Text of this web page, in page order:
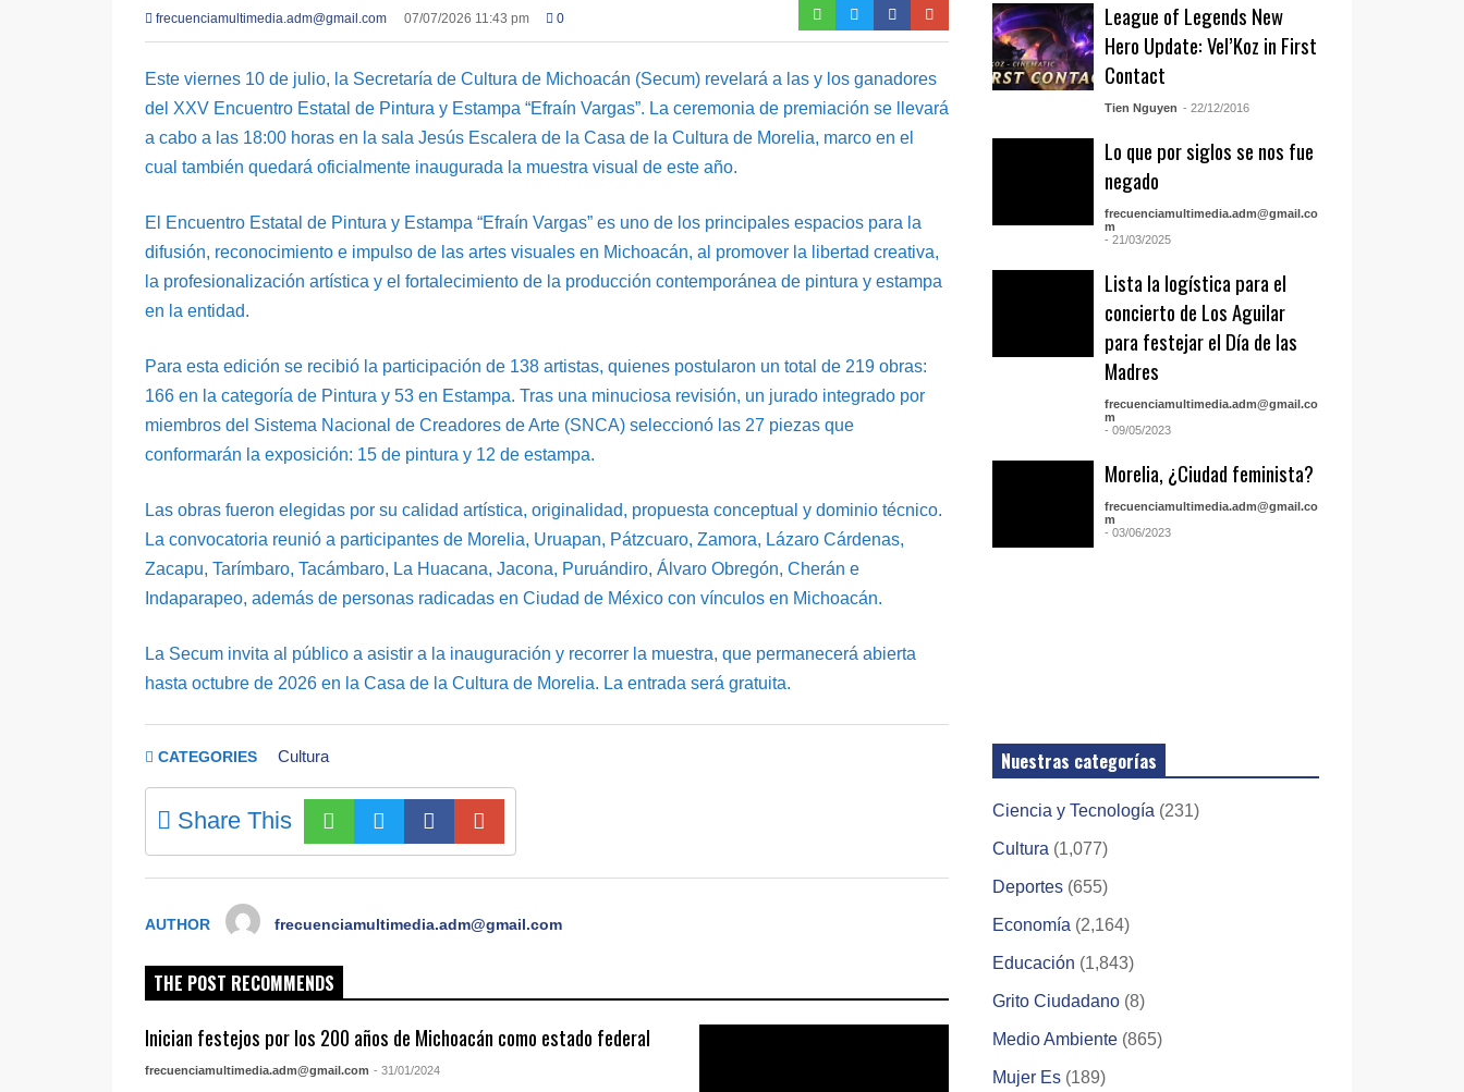
frecuenciamultimedia.adm@gmail.com 07/07/2026 11:43 pm 0
Este viernes 10 de julio, la Secretaría de Cultura de Michoacán (Secum) revelará a las y los ganadores
del XXV Encuentro Estatal de Pintura y Estampa “Efraín Vargas”. La ceremonia de premiación se llevará
a cabo a las 18:00 horas en la sala Jesús Escalera de la Casa de la Cultura de Morelia, marco en el
cual también quedará oficialmente inaugurada la muestra visual de este año.
El Encuentro Estatal de Pintura y Estampa “Efraín Vargas” es uno de los principales espacios para la
difusión, reconocimiento e impulso de las artes visuales en Michoacán, al promover la libertad creativa,
la profesionalización artística y el fortalecimiento de la producción contemporánea de pintura y estampa
en la entidad.
Para esta edición se recibió la participación de 138 artistas, quienes postularon un total de 219 obras:
166 en la categoría de Pintura y 53 en Estampa. Tras una minuciosa revisión, un jurado integrado por
miembros del Sistema Nacional de Creadores de Arte (SNCA) seleccionó las 27 piezas que
conformarán la exposición: 15 de pintura y 12 de estampa.
Las obras fueron elegidas por su calidad artística, originalidad, propuesta conceptual y dominio técnico.
La convocatoria reunió a participantes de Morelia, Uruapan, Pátzcuaro, Zamora, Lázaro Cárdenas,
Zacapu, Tarímbaro, Tacámbaro, La Huacana, Jacona, Puruándiro, Álvaro Obregón, Cherán e
Indaparapeo, además de personas radicadas en Ciudad de México con vínculos en Michoacán.
La Secum invita al público a asistir a la inauguración y recorrer la muestra, que permanecerá abierta
hasta octubre de 2026 en la Casa de la Cultura de Morelia. La entrada será gratuita.
CATEGORIES Cultura
Share This
AUTHOR frecuenciamultimedia.adm@gmail.com
THE POST RECOMMENDS
Inician festejos por los 200 años de Michoacán como estado federal
frecuenciamultimedia.adm@gmail.com - 31/01/2024
League of Legends New
Hero Update: Vel’Koz in First
Contact
Tien Nguyen - 22/12/2016
Lo que por siglos se nos fue
negado
frecuenciamultimedia.adm@gmail.co
m
- 21/03/2025
Lista la logística para el
concierto de Los Aguilar
para festejar el Día de las
Madres
frecuenciamultimedia.adm@gmail.co
m
- 09/05/2023
Morelia, ¿Ciudad feminista?
frecuenciamultimedia.adm@gmail.co
m
- 03/06/2023
Nuestras categorías
Ciencia y Tecnología (231)
Cultura (1,077)
Deportes (655)
Economía (2,164)
Educación (1,843)
Grito Ciudadano (8)
Medio Ambiente (865)
Mujer Es (189)